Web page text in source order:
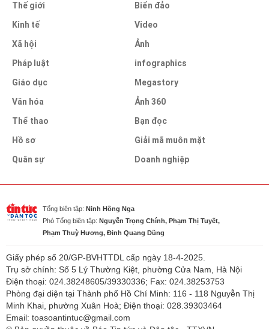
Thế giới
Kinh tế
Xã hội
Pháp luật
Giáo dục
Văn hóa
Thể thao
Hồ sơ
Quân sự
Biển đảo
Video
Ảnh
infographics
Megastory
Ảnh 360
Bạn đọc
Giải mã muôn mặt
Doanh nghiệp
Tổng biên tập: Ninh Hồng Nga
Phó Tổng biên tập: Nguyễn Trọng Chính, Phạm Thị Tuyết,
Phạm Thuỳ Hương, Đinh Quang Dũng
Giấy phép số 20/GP-BVHTTDL cấp ngày 18-4-2025.
Trụ sở chính: Số 5 Lý Thường Kiệt, phường Cửa Nam, Hà Nội
Điện thoại: 024.38248605/39330336; Fax: 024.38253753
Phòng đại diện tại Thành phố Hồ Chí Minh: 116 - 118 Nguyễn Thị
Minh Khai, phường Xuân Hoà; Điện thoại: 028.39303464
Email: toasoantintuc@gmail.com